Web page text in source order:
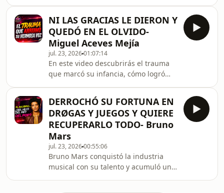
solo aquí en el canal de YouTube de
#ElFilip. #Danny
¿Qué ocurrió para que parte de su
público le diera la espalda y cómo
cambió su vida desde entonces? En
este video repasamos los momentos
más controversiales de su trayectoria
y descubrimos cómo vive
actualmente. Hoy te cuento su
historia, solo aquí en el canal de You
NI LAS GRACIAS LE DIERON Y
QUEDÓ EN EL OLVIDO-
Miguel Aceves Mejía
jul. 23, 202601:07:14
En este video descubrirás el trauma
que marcó su infancia, cómo logró
acabar con sus sueños, la increíble
historia de cómo descubrió a José
Alfredo Jiménez, el día que hizo llorar
al presidente de Argentina y la
dolorosa realidad de sus últimos
años, cuando una de las máximas
figuras de la música mexicana
terminó prácticamente olvidada. Una
historia llena de secr
DERROCHÓ SU FORTUNA EN
DRØGAS Y JUEGOS Y QUIERE
RECUPERARLO TODO- Bruno
Mars
jul. 23, 202600:55:06
Bruno Mars conquistó la industria
musical con su talento y acumuló una